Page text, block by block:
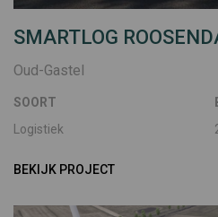
SMARTLOG
Oud-Gastel
SOORT
Logistiek
BEKIJK PROJECT